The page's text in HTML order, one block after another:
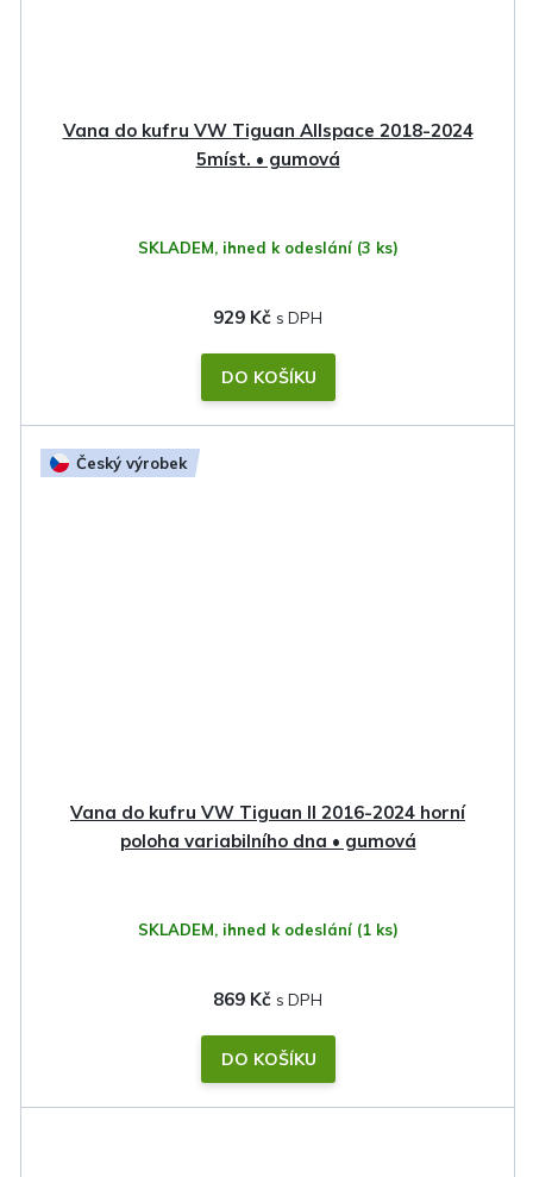
Vana do kufru VW Tiguan Allspace 2018-2024
5míst. • gumová
SKLADEM, ihned k odeslání (3 ks)
929 Kč
DO KOŠÍKU
Český výrobek
Vana do kufru VW Tiguan II 2016-2024 horní
poloha variabilního dna • gumová
SKLADEM, ihned k odeslání (1 ks)
869 Kč
DO KOŠÍKU